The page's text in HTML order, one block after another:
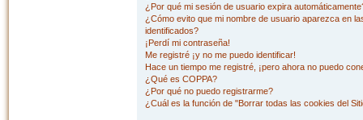
¿Por qué mi sesión de usuario expira
¿Cómo evito que mi nombre de usuario aparezca en
identificados?
¡Perdí mi contraseña!
Me registré ¡y no me puedo identificar!
Hace un tiempo me registré, ¡pero ahora no puedo
¿Qué es COPPA?
¿Por qué no puedo registrarme?
¿Cuál es la función de "Borrar todas las cookies del